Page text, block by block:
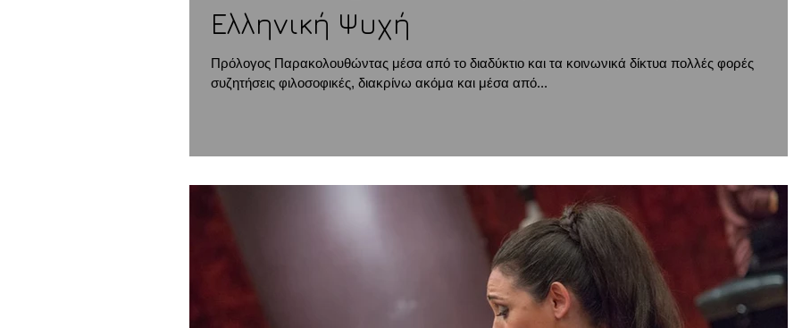
Ελληνική Ψυχή
Πρόλογος Παρακολουθώντας μέσα από το διαδύκτιο και τα κοινωνικά δίκτυα πολλές φορές
συζητήσεις φιλοσοφικές, διακρίνω ακόμα και μέσα από...